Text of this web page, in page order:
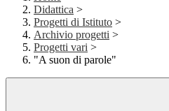
Didattica >
Progetti di Istituto >
Archivio progetti >
Progetti vari >
"A suon di parole"